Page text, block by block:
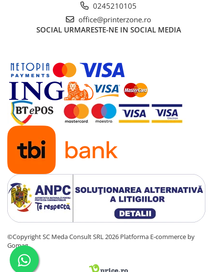
0245210105
office@printerzone.ro
SOCIAL URMARESTE-NE IN SOCIAL MEDIA
©Copyright SC Meda Consult SRL 2026 Platforma E-commerce by
Gomag